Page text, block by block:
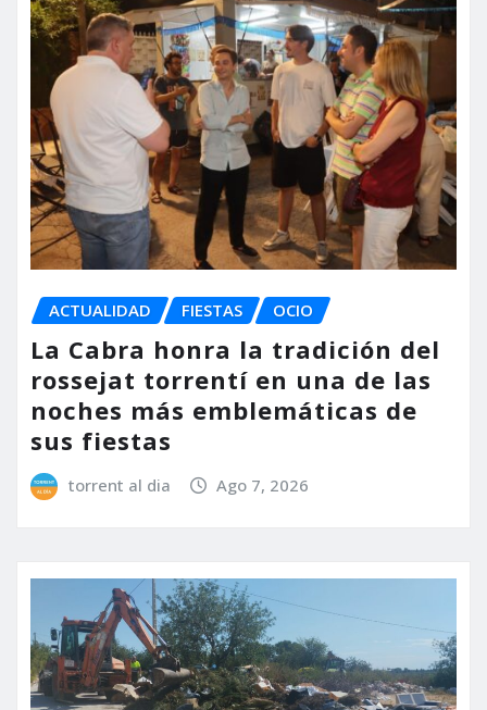
ACTUALIDAD FIESTAS OCIO
La Cabra honra la tradición del
rossejat torrentí en una de las
noches más emblemáticas de
sus fiestas
torrent al dia Ago 7, 2026